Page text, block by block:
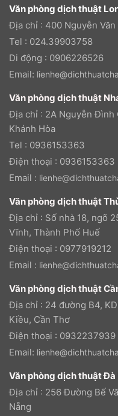
Văn phòng dịch thuật
Địa chỉ : 400 Nguyễn
Tel : 024.39903758
Di động : 0906226526
Email:
Văn phòng dịch thuật
Địa chỉ : 2A Nguyễn Đình
Khánh Hòa
Tel : 0936153363
Điện thoại : 0936153363
Email :
Văn phòng dịch thuật
Địa chỉ : Số nhà 18, ngõ
Vĩnh, Thành Phố Huế
Điện thoại : 0977919212
Email :
Văn phòng dịch thuật
Địa chỉ : 24 đường B4,
Kiều, Cần Thơ
Điện thoại : 0932237939
Email:
Văn phòng dịch thuật Đà
Địa chỉ : 256 Đường Bế
Nẵng